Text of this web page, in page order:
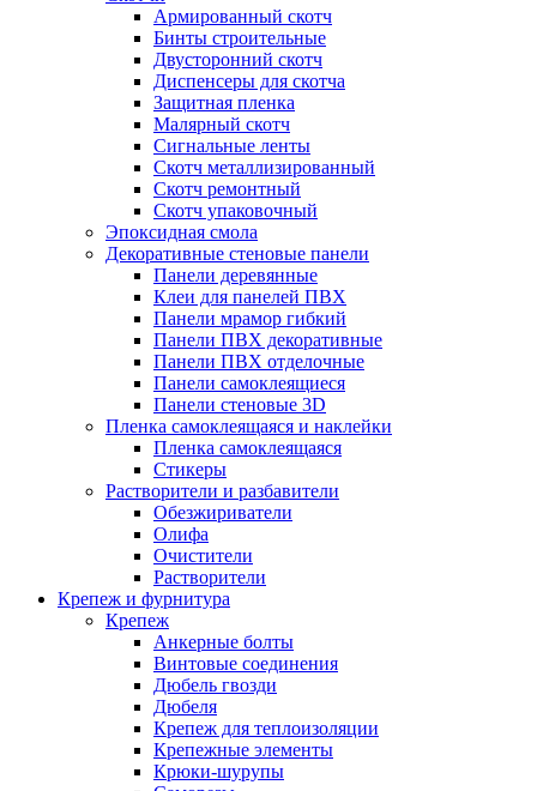
Армированный скотч
Бинты строительные
Двусторонний скотч
Диспенсеры для скотча
Защитная пленка
Малярный скотч
Сигнальные ленты
Скотч металлизированный
Скотч ремонтный
Скотч упаковочный
Эпоксидная смола
Декоративные стеновые панели
Панели деревянные
Клеи для панелей ПВХ
Панели мрамор гибкий
Панели ПВХ декоративные
Панели ПВХ отделочные
Панели самоклеящиеся
Панели стеновые 3D
Пленка самоклеящаяся и наклейки
Пленка самоклеящаяся
Стикеры
Растворители и разбавители
Обезжириватели
Олифа
Очистители
Растворители
Крепеж и фурнитура
Крепеж
Анкерные болты
Винтовые соединения
Дюбель гвозди
Дюбеля
Крепеж для теплоизоляции
Крепежные элементы
Крюки-шурупы